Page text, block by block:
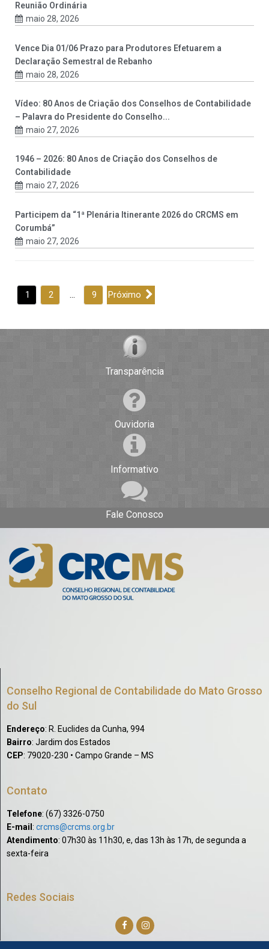
Reunião Ordinária
maio 28, 2026
Vence Dia 01/06 Prazo para Produtores Efetuarem a
Declaração Semestral de Rebanho
maio 28, 2026
Vídeo: 80 Anos de Criação dos Conselhos de Contabilidade
– Palavra do Presidente do Conselho...
maio 27, 2026
1946 – 2026: 80 Anos de Criação dos Conselhos de
Contabilidade
maio 27, 2026
Participem da “1ª Plenária Itinerante 2026 do CRCMS em
Corumbá”
maio 27, 2026
1 2 … 9 Próximo
Transparência
Ouvidoria
Informativo
Fale Conosco
Conselho Regional de Contabilidade do Mato Grosso
do Sul
Endereço: R. Euclides da Cunha, 994
Bairro: Jardim dos Estados
CEP: 79020-230 • Campo Grande – MS
Contato
Telefone: (67) 3326-0750​
E-mail: crcms@crcms.org.br
Atendimento: 07h30 às 11h30, e, das 13h às 17h, de segunda a
sexta-feira
Redes Sociais